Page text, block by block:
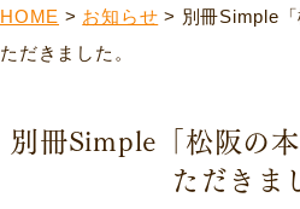
HOME > お知らせ > 別冊Simple
ただきました。
別冊Simple「松阪の
ただきま